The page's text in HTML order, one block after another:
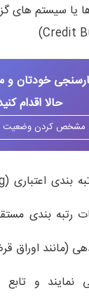
یا سیستم های
خودتان و
حالا اقدام
مشخص کردن وضعیت
رتبه بندی
(مانند اوراق
و تابع